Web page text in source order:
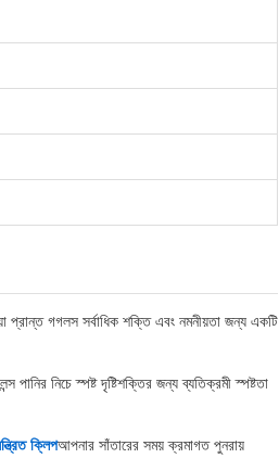
প্রান্ত গগলস সর্বাধিক শক্তি এবং নমনীয়তা জন্য একটি
নিচে স্পষ্ট দৃষ্টিশক্তির জন্য ব্যতিক্রমী স্পষ্টতা
ক্লিপআপনার সাঁতারের সময় ক্রমাগত পুনরায়